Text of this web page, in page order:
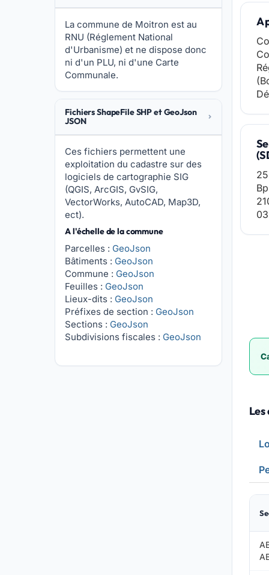
La commune de Moitron est au
RNU (Réglement National
d'Urbanisme) et ne dispose donc
ni d'un PLU, ni d'une Carte
Communale.
Fichiers ShapeFile SHP et GeoJson
JSON
Ces fichiers permettent une
exploitation du cadastre sur des
logiciels de cartographie SIG
(QGIS, ArcGIS, GvSIG,
VectorWorks, AutoCAD, Map3D,
ect).
A l'échelle de la commune
Parcelles : GeoJson
Bâtiments : GeoJson
Commune : GeoJson
Feuilles : GeoJson
Lieux-dits : GeoJson
Préfixes de section : GeoJson
Sections : GeoJson
Subdivisions fiscales : GeoJson
A